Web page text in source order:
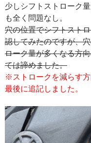
少しシフトストローク
も全く問題なし。
穴の位置でシフトスト
認してみたのですが、
ローク量が多くなる方
ては諦めました。
※ストロークを減らす
最後に追記しました。